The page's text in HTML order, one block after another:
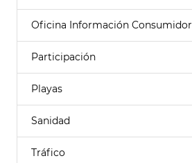
Oficina Información Consumidor
Participación
Playas
Sanidad
Tráfico